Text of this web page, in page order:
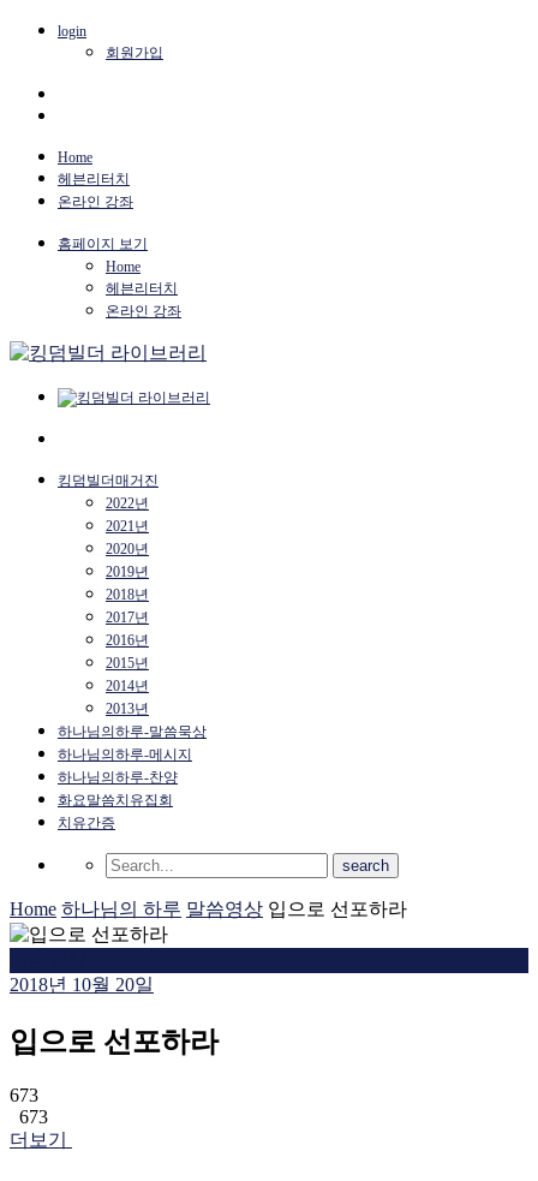
login
회원가입
Home
헤븐리터치
온라인 강좌
홈페이지 보기
Home
헤븐리터치
온라인 강좌
킹덤빌더매거진
2022년
2021년
2020년
2019년
2018년
2017년
2016년
2015년
2014년
2013년
하나님의하루-말씀묵상
하나님의하루-메시지
하나님의하루-찬양
화요말씀치유집회
치유간증
Home 하나님의 하루 말씀영상 입으로 선포하라
2018년 10월 20일
입으로 선포하라
673
673
더보기